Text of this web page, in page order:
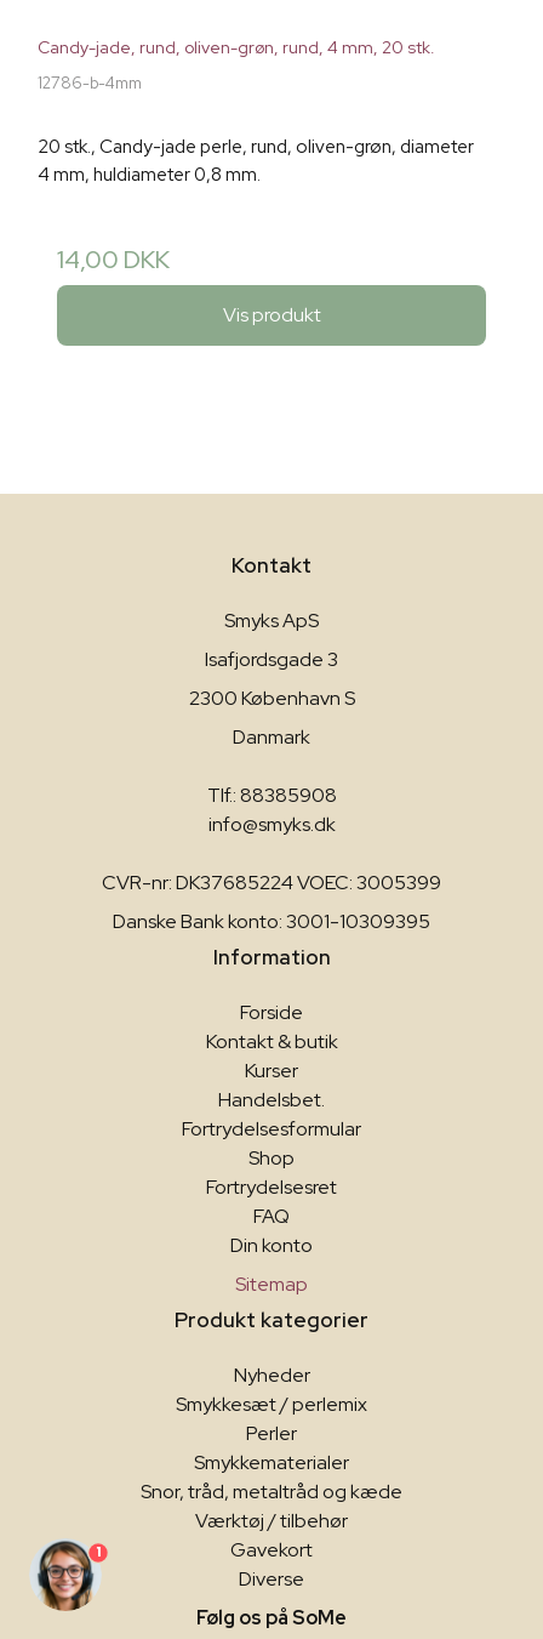
Candy-jade, rund, oliven-grøn, rund, 4 mm, 20 stk.
12786-b-4mm
20 stk., Candy-jade perle, rund, oliven-grøn, diameter
4 mm, huldiameter 0,8 mm.
14,00 DKK
Vis produkt
Kontakt
Smyks ApS
Isafjordsgade 3
2300 København S
Danmark
Tlf.: 88385908
info@smyks.dk
CVR-nr: DK37685224 VOEC: 3005399
Danske Bank konto: 3001-10309395
Information
Forside
Kontakt & butik
Kurser
Handelsbet.
Fortrydelsesformular
Shop
Fortrydelsesret
FAQ
Din konto
Sitemap
Produkt kategorier
Nyheder
Smykkesæt / perlemix
Perler
Smykkematerialer
Snor, tråd, metaltråd og kæde
Værktøj / tilbehør
Gavekort
Diverse
Følg os på SoMe
1